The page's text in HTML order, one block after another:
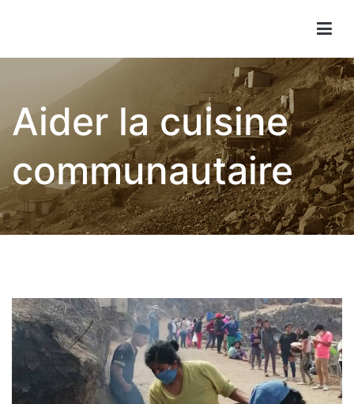
Aider la cuisine
communautaire